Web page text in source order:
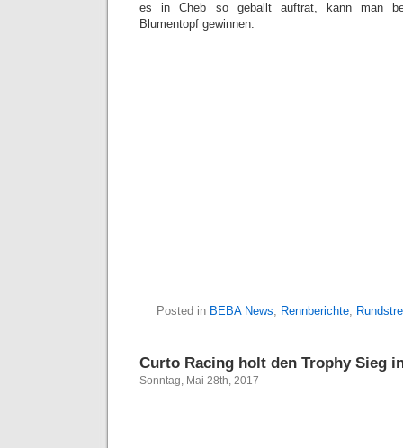
es in Cheb so geballt auftrat, kann man
Blumentopf gewinnen.
Posted in BEBA News, Rennberichte,
Curto Racing holt den Trophy Sieg
Sonntag, Mai 28th, 2017